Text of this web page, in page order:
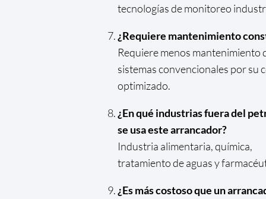
tecnologías de monitoreo
¿Requiere mantenimiento
Requiere menos mantenimiento
sistemas convencionales por su
optimizado.
¿En qué industrias fuera del
se usa este arrancador?
Industria alimentaria, química,
tratamiento de aguas y
¿Es más costoso que un